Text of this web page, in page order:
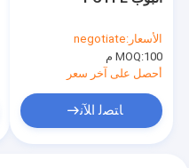
الأسعار:negotiate
MOQ:100 م
أحصل على آخر سعر
ﺎﺘﺼﻟ ﺍﻶﻧ